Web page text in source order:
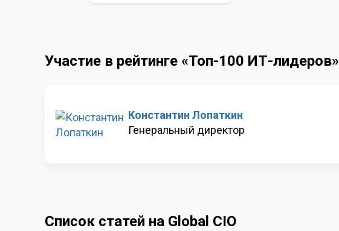
Участие в рейтинге «Топ-100 ИТ-лидеров»
Константин Лопаткин
Генеральный директор
Список статей на Global CIO